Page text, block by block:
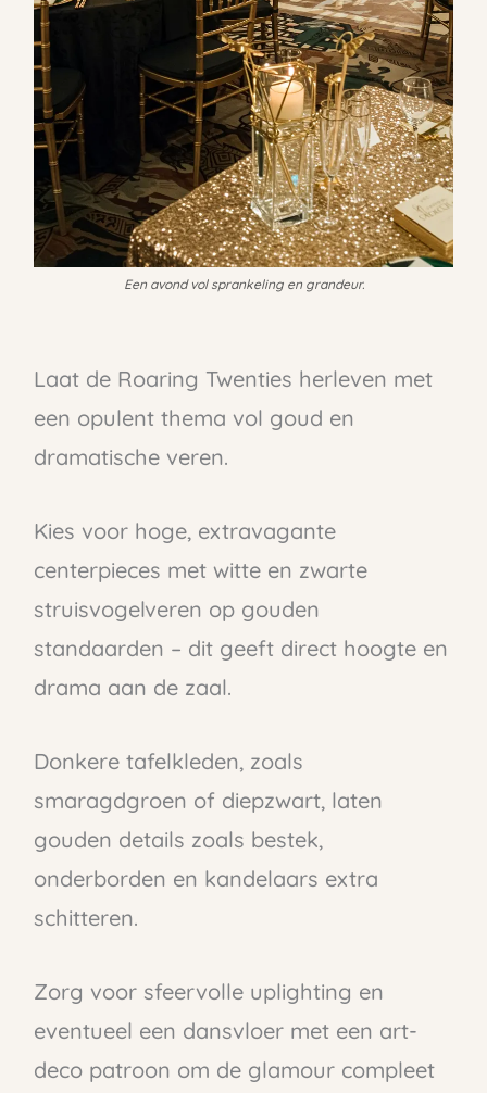
Een avond vol sprankeling en grandeur.
Laat de Roaring Twenties herleven met
een opulent thema vol goud en
dramatische veren.
Kies voor hoge, extravagante
centerpieces met witte en zwarte
struisvogelveren op gouden
standaarden – dit geeft direct hoogte en
drama aan de zaal.
Donkere tafelkleden, zoals
smaragdgroen of diepzwart, laten
gouden details zoals bestek,
onderborden en kandelaars extra
schitteren.
Zorg voor sfeervolle uplighting en
eventueel een dansvloer met een art-
deco patroon om de glamour compleet